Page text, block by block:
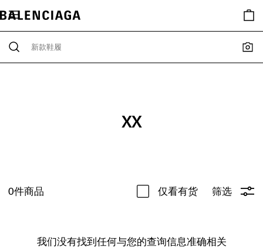
XX
0件商品 仅看有货 筛选
我们没有找到任何与您的查询信息准确相关